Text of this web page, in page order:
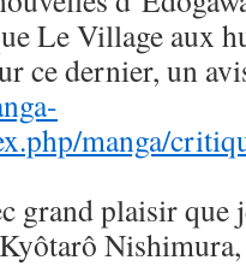
Le Village aux
ce dernier, un
manga/
grand plaisir que